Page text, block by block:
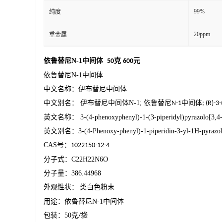
纯度 99%
重金属 20ppm
依鲁替尼N-1中间体 50克 600元
依鲁替尼N-1中间体
中文名称：伊布替尼中间体
中文别名：
伊布替尼中间体N-1; 依鲁替尼N-1中间体; (R)-
英文名称：
3-(4-phenoxyphenyl)-1-(3-
英文别名： 3-(4-Phenoxy-phenyl)-1-piperidin-3-yl-1H-
CAS号： 1022150-12-4
分子式： C22H22N6O
分子量： 386.44968
外观性状：
类白色粉末
用途：依鲁替尼N-1中间体
包装： 50克/袋